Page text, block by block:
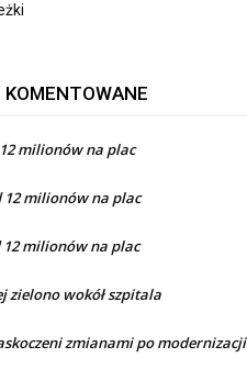
milionów na plac
12 milionów na plac
12 milionów na plac
zielono wokół szpitala
zmianami po modernizacji